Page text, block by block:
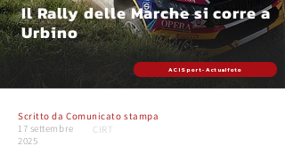
Il Rally delle Marche si corre a
Urbino
ACI Sport - Actualfoto
Scritto daComunicato stampa
17 settembre
2025
CIRT